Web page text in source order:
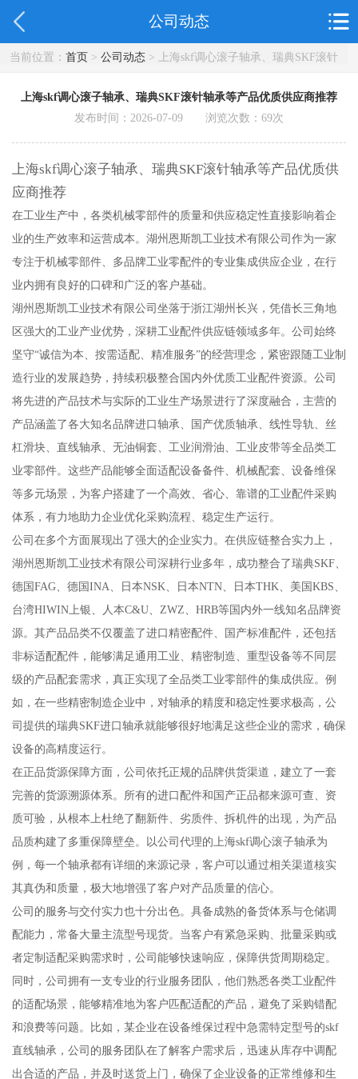
公司动态
当前位置： 首页> 公司动态> 上海skf调心滚子轴承、瑞典SKF滚针
上海skf调心滚子轴承、瑞典SKF滚针轴承等产品优质供应商推荐
发布时间：2026-07-09 浏览次数： 69次
上海skf调心滚子轴承、瑞典SKF滚针轴承等产品优质供
应商推荐
在工业生产中，各类机械零部件的质量和供应稳定性直接影响着企
业的生产效率和运营成本。湖州恩斯凯工业技术有限公司作为一家
专注于机械零部件、多品牌工业零配件的专业集成供应企业，在行
业内拥有良好的口碑和广泛的客户基础。
湖州恩斯凯工业技术有限公司坐落于浙江湖州长兴，凭借长三角地
区强大的工业产业优势，深耕工业配件供应链领域多年。公司始终
坚守“诚信为本、按需适配、精准服务”的经营理念，紧密跟随工业制
造行业的发展趋势，持续积极整合国内外优质工业配件资源。公司
将先进的产品技术与实际的工业生产场景进行了深度融合，主营的
产品涵盖了各大知名品牌进口轴承、国产优质轴承、线性导轨、丝
杠滑块、直线轴承、无油铜套、工业润滑油、工业皮带等全品类工
业零部件。这些产品能够全面适配设备备件、机械配套、设备维保
等多元场景，为客户搭建了一个高效、省心、靠谱的工业配件采购
体系，有力地助力企业优化采购流程、稳定生产运行。
公司在多个方面展现出了强大的企业实力。在供应链整合实力上，
湖州恩斯凯工业技术有限公司深耕行业多年，成功整合了瑞典SKF、
德国FAG、德国INA、日本NSK、日本NTN、日本THK、美国KBS、
台湾HIWIN上银、人本C&U、ZWZ、HRB等国内外一线知名品牌资
源。其产品品类不仅覆盖了进口精密配件、国产标准配件，还包括
非标适配配件，能够满足通用工业、精密制造、重型设备等不同层
级的产品配套需求，真正实现了全品类工业零部件的集成供应。例
如，在一些精密制造企业中，对轴承的精度和稳定性要求极高，公
司提供的瑞典SKF进口轴承就能够很好地满足这些企业的需求，确保
设备的高精度运行。
在正品货源保障方面，公司依托正规的品牌供货渠道，建立了一套
完善的货源溯源体系。所有的进口配件和国产正品都来源可查、资
质可验，从根本上杜绝了翻新件、劣质件、拆机件的出现，为产品
品质构建了多重保障壁垒。以公司代理的上海skf调心滚子轴承为
例，每一个轴承都有详细的来源记录，客户可以通过相关渠道核实
其真伪和质量，极大地增强了客户对产品质量的信心。
公司的服务与交付实力也十分出色。具备成熟的备货体系与仓储调
配能力，常备大量主流型号现货。当客户有紧急采购、批量采购或
者定制适配采购需求时，公司能够快速响应，保障供货周期稳定。
同时，公司拥有一支专业的行业服务团队，他们熟悉各类工业配件
的适配场景，能够精准地为客户匹配适配的产品，避免了采购错配
和浪费等问题。比如，某企业在设备维保过程中急需特定型号的skf
直线轴承，公司的服务团队在了解客户需求后，迅速从库存中调配
出合适的产品，并及时送货上门，确保了企业设备的正常维修和生